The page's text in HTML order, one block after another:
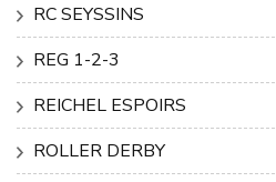
RC SEYSSINS
REG 1-2-3
REICHEL ESPOIRS
ROLLER DERBY